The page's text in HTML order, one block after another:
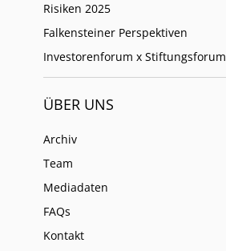
Risiken 2025
Falkensteiner Perspektiven
Investorenforum x Stiftungsforum
ÜBER UNS
Archiv
Team
Mediadaten
FAQs
Kontakt